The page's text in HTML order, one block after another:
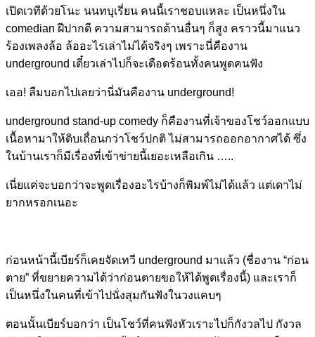
เปิดเวทีด้วยโนะ นนทบุเรี่ยน คนนี้เราชอบแหละ เป็นหนึ่งใน
comedian ฝีปากดี ความสามารถด้านอื่นๆ ก็สูง คราวนี้มาแนว
ร้องเพลงล้อ ล้ออะไรเล่าไม่ได้จริงๆ เพราะนี่คืองาน
underground เดี๋ยวเล่าไปก็จะเดือดร้อนทั้งคนพูดคนฟัง
เออ! ลืมบอกไปเลยว่านี่มันคืองาน underground!
underground stand-up comedy ก็คืองานที่เจ้าของโชว์ออกแบบ
เนื้อหามาให้ดิบเถื่อนกว่าโชว์ปกติ ไม่สามารถออกอากาศได้ ซึ่ง
ในบ้านเราก็มีเรื่องที่เข้าข่ายนี้เยอะเหลือเกิน …..
เนี่ยแค่จะบอกว่าจะพูดเรื่องอะไรบ้างก็พิมพ์ไม่ได้แล้ว แต่เดาไม่
ยากหรอกเนอะ
ก่อนหน้านี้เบียร์ก็เคยจัดเทวี underground มาแล้ว (ชื่องาน “ก่อน
ตาย” ที่ขยายความได้ว่าก่อนตายขอให้ได้พูดเรื่องนี้) และเราก็
เป็นหนึ่งในคนที่เข้าไปนั่งสุมกันฟังในวงแคบๆ
ตอนนั้นเบียร์บอกว่า เป็นโชว์ที่คนฟังหัวเราะไปก็กังวลไป กังวล